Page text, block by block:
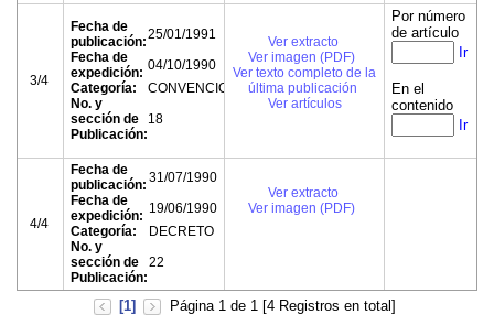
3/4
Fecha de
publicación:25/01/1991
Fecha de
expedición: 04/10/1990
Categoría:
CONVENCION
No. y
sección de
Publicación:
18
Ver extracto
Ver imagen (PDF)
Ver texto completo de la
última publicación
Ver artículos
Por número
de artículo
Ir
En el
contenido
Ir
4/4
Fecha de
publicación: 31/07/1990
Fecha de
expedición: 19/06/1990
Categoría:
DECRETO
No. y
sección de
Publicación:
22
Ver extracto
Ver imagen (PDF)
[1] Página 1 de 1 [4 Registros en total]